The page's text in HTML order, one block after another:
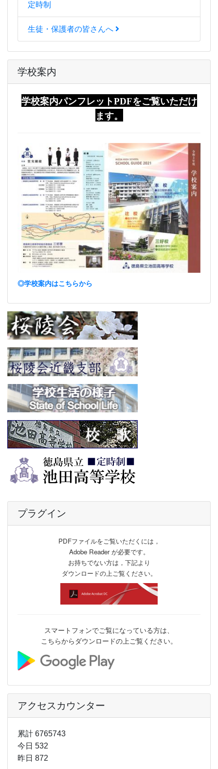
定時制
生徒・保護者の皆さんへ
学校案内
学校案内パンフレットPDFをご覧いただけ
ます。
◎学校案内はこちらから
プラグイン
PDFファイルをご覧いただくには，
Adobe Reader が必要です。
お持ちでない方は，下記より
ダウンロードの上ご覧ください。
スマートフォンでご覧になっている方は、
こちらからダウンロードの上ご覧ください。
アクセスカウンター
累計 6765743
今日 532
昨日 872